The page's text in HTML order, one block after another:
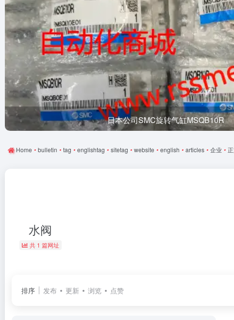
日本公司SMC旋转气缸MSQB10R
Home • bulletin • tag • englishtag • sitetag • website • english • articles • 企业 •
水阀
共 1 篇网址
排序 发布 更新 浏览 点赞